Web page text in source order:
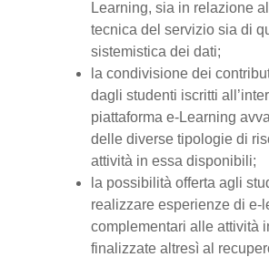
Learning, sia in relazione
tecnica del servizio sia di
sistemistica dei dati;
la condivisione dei
dagli studenti iscritti
piattaforma e-Learning
delle diverse tipologie di
attività in essa disponibili;
la possibilità offerta agli
realizzare esperienze di e-
complementari alle attività
finalizzate altresì al